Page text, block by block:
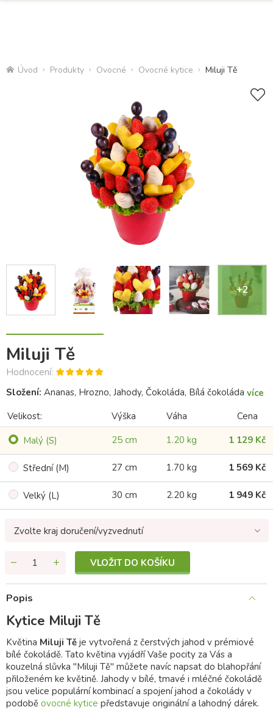
Úvod Produkty Ovocné Ovocné kytice Miluji Tě
+2
Miluji Tě
Hodnocení:
Složení: Ananas, Hrozno, Jahody, Čokoláda, Bílá čokoláda více
Velikost:
Výška Váha
Cena
Malý (S)
25 cm 1.20 kg 1 129 Kč
Střední (M) 27 cm 1.70 kg 1 569 Kč
Velký (L) 30 cm 2.20 kg 1 949 Kč
Zvolte kraj doručení/vyzvednutí
VLOŽIT DO KOŠÍKU
Popis
Kytice Miluji Tě
Květina Miluji Tě je vytvořená z čerstvých jahod v prémiové
bílé čokoládě. Tato květina vyjádří Vaše pocity za Vás a
kouzelná slůvka "Miluji Tě" můžete navíc napsat do blahopřání
přiloženém ke květině. Jahody v bílé, tmavé i mléčné čokoládě
jsou velice populární kombinací a spojení jahod a čokolády v
podobě ovocné kytice představuje originální a lahodný dárek.